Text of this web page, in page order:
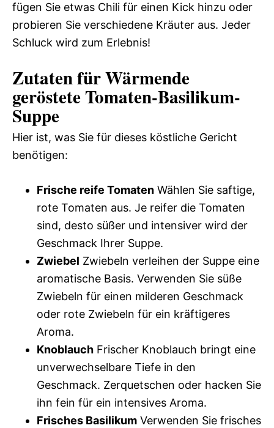
fügen Sie etwas Chili für einen Kick hinzu oder
probieren Sie verschiedene Kräuter aus. Jeder
Schluck wird zum Erlebnis!
Zutaten für Wärmende
geröstete Tomaten-Basilikum-
Suppe
Hier ist, was Sie für dieses köstliche Gericht
benötigen:
Frische reife Tomaten Wählen Sie saftige,
rote Tomaten aus. Je reifer die Tomaten
sind, desto süßer und intensiver wird der
Geschmack Ihrer Suppe.
Zwiebel Zwiebeln verleihen der Suppe eine
aromatische Basis. Verwenden Sie süße
Zwiebeln für einen milderen Geschmack
oder rote Zwiebeln für ein kräftigeres
Aroma.
Knoblauch Frischer Knoblauch bringt eine
unverwechselbare Tiefe in den
Geschmack. Zerquetschen oder hacken Sie
ihn fein für ein intensives Aroma.
Frisches Basilikum Verwenden Sie frisches